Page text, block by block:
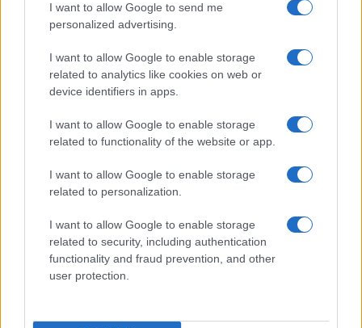
I want to allow Google to send me
personalized advertising.
I want to allow Google to enable storage
related to analytics like cookies on web or
device identifiers in apps.
I want to allow Google to enable storage
related to functionality of the website or app.
I want to allow Google to enable storage
related to personalization.
I want to allow Google to enable storage
related to security, including authentication
functionality and fraud prevention, and other
user protection.
I nostri cari
I nostri cari
Giovannimaria Cabras